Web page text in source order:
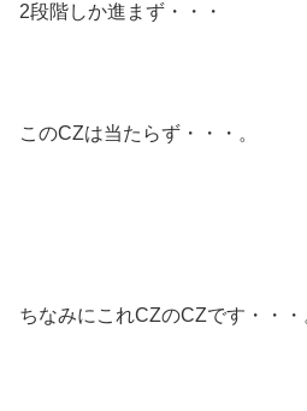
2段階しか進まず・・・
このCZは当たらず・・・。
ちなみにこれCZのCZです・・・